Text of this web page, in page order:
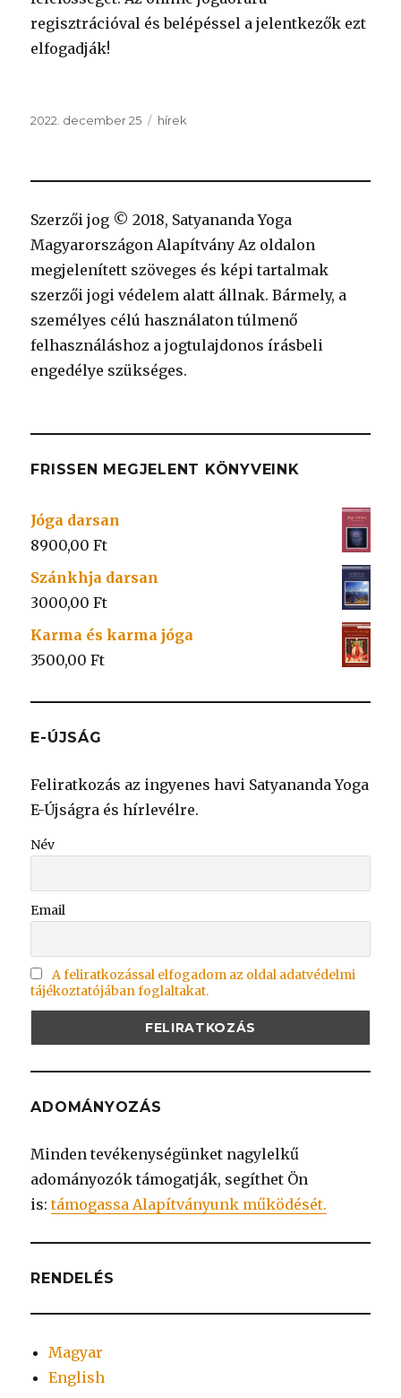
regisztrációval és belépéssel a jelentkezők ezt
elfogadják!
Közzétéve
2022. december 25 Kategória
hírek
Szerzői jog © 2018, Satyananda Yoga
Magyarországon Alapítvány Az oldalon
megjelenített szöveges és képi tartalmak
szerzői jogi védelem alatt állnak. Bármely, a
személyes célú használaton túlmenő
felhasználáshoz a jogtulajdonos írásbeli
engedélye szükséges.
FRISSEN MEGJELENT KÖNYVEINK
Jóga darsan
8900,00Ft
Szánkhja darsan
3000,00Ft
Karma és karma jóga
3500,00Ft
E-ÚJSÁG
Feliratkozás az ingyenes havi Satyananda Yoga
E-Újságra és hírlevélre.
Név
Email
A feliratkozással elfogadom az oldal adatvédelmi
tájékoztatójában foglaltakat.
ADOMÁNYOZÁS
Minden tevékenységünket nagylelkű
adományozók támogatják, segíthet Ön
is:támogassa Alapítványunk működését.
RENDELÉS
Magyar
English